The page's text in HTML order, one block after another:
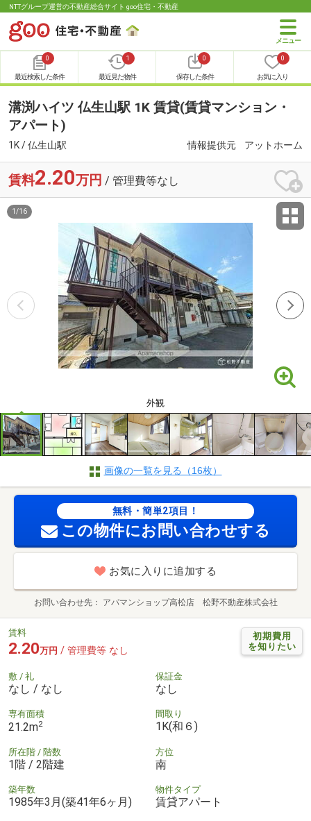
NTTグループ運営の不動産総合サイト goo住宅・不動産
0
最近検索した条件
1
最近見た物件
0
保存した条件
0
お気に入り
溝渕ハイツ 仏生山駅 1K 賃貸(賃貸マンション・
アパート)
1K / 仏生山駅 情報提供元 アットホーム
賃料2.20万円 / 管理費等なし
外観
1 /16
画像の一覧を見る（16枚）
無料・簡単2項目！
この物件にお問い合わせする
お気に入りに追加する
お問い合わせ先 アパマンショップ高松店 松野不動産株式会社
初期費用
を知りたい
賃料
2.20万円 / 管理費等 なし
敷 / 礼
なし / なし
保証金
なし
専有面積
21.2m2
間取り
1K(和６)
所在階 / 階数
1階 / 2階建
方位
南
築年数
1985年3月(築41年6ヶ月)
物件タイプ
賃貸アパート